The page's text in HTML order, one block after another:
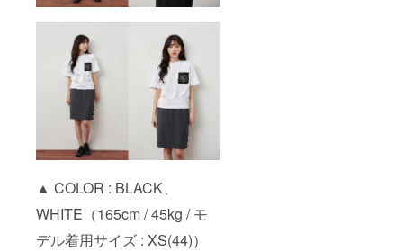
▲ COLOR : BLACK、
WHITE（165cm / 45kg / モ
デル着用サイズ : XS(44)）